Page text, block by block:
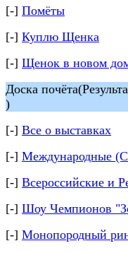
[-] Помёты
[-] Куплю Щенка
[-] Щенок в новом
Доска
)
[-] Все о выставках
[-] Международные
[-] Всероссийские и
[-] Шоу Чемпионов
[-] Монопородный